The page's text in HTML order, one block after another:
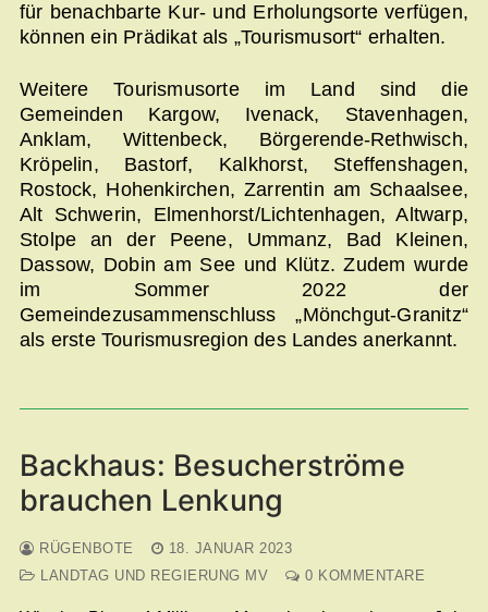
für benachbarte Kur- und Erholungsorte verfügen,
können ein Prädikat als „Tourismusort“ erhalten.
Weitere Tourismusorte im Land sind die
Gemeinden Kargow, Ivenack, Stavenhagen,
Anklam, Wittenbeck, Börgerende-Rethwisch,
Kröpelin, Bastorf, Kalkhorst, Steffenshagen,
Rostock, Hohenkirchen, Zarrentin am Schaalsee,
Alt Schwerin, Elmenhorst/Lichtenhagen, Altwarp,
Stolpe an der Peene, Ummanz, Bad Kleinen,
Dassow, Dobin am See und Klütz. Zudem wurde
im Sommer 2022 der
Gemeindezusammenschluss „Mönchgut-Granitz“
als erste Tourismusregion des Landes anerkannt.
Backhaus: Besucherströme
brauchen Lenkung
RÜGENBOTE
18. JANUAR 2023
LANDTAG UND REGIERUNG MV
0 KOMMENTARE